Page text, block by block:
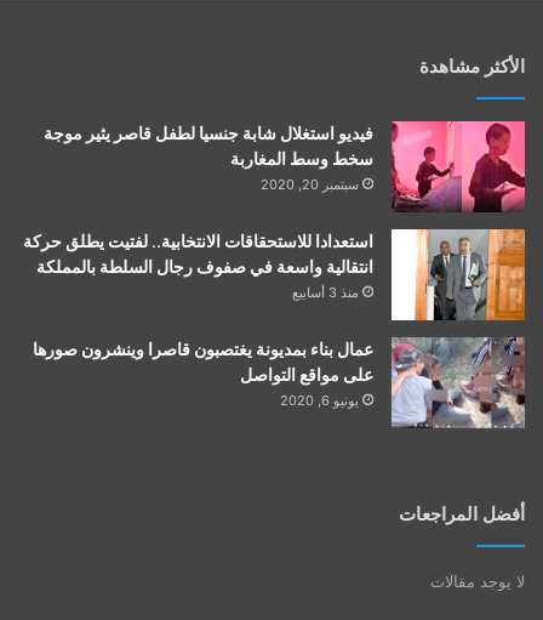
الأكثر مشاهدة
فيديو استغلال شابة جنسيا لطفل قاصر يثير موجة
سخط وسط المغاربة
سبتمبر 20, 2020
استعدادا للاستحقاقات الانتخابية.. لفتيت يطلق حركة
انتقالية واسعة في صفوف رجال السلطة بالمملكة
منذ 3 أسابيع
عمال بناء بمديونة يغتصبون قاصرا وينشرون صورها
على مواقع التواصل
يونيو 6, 2020
أفضل المراجعات
لا يوجد مقالات